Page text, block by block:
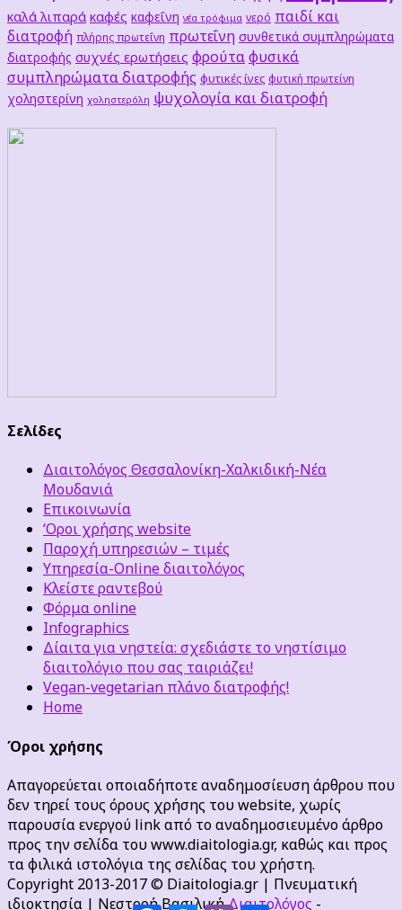
καλά λιπαρά καφές καφεΐνη νέα τρόφιμα νερό παιδί και
διατροφή πλήρης πρωτεΐνη πρωτεΐνη συνθετικά συμπληρώματα
διατροφής συχνές ερωτήσεις φρούταφυσικά
συμπληρώματα διατροφής φυτικές ίνες φυτική πρωτείνη
χοληστερίνη χοληστερόλη ψυχολογία και διατροφή
Σελίδες
Διαιτολόγος Θεσσαλονίκη-Χαλκιδική-Νέα
Μουδανιά
Επικοινωνία
‘Οροι χρήσης website
Παροχή υπηρεσιών – τιμές
Υπηρεσία-Online διαιτολόγος
Κλείστε ραντεβού
Φόρμα online
Infographics
Δίαιτα για νηστεία: σχεδιάστε το νηστίσιμο
διαιτολόγιο που σας ταιριάζει!
Vegan-vegetarian πλάνο διατροφής!
Home
Όροι χρήσης
Απαγορεύεται οποιαδήποτε αναδημοσίευση άρθρου που
δεν τηρεί τους όρους χρήσης του website, χωρίς
παρουσία ενεργού link από το αναδημοσιευμένο άρθρο
προς την σελίδα του www.diaitologia.gr, καθώς και προς
τα φιλικά ιστολόγια της σελίδας του χρήστη.
Copyright 2013-2017 © Diaitologia.gr | Πνευματική
ιδιοκτησία | Νεστορή ΒασιλικήΔιαιτολόγος -